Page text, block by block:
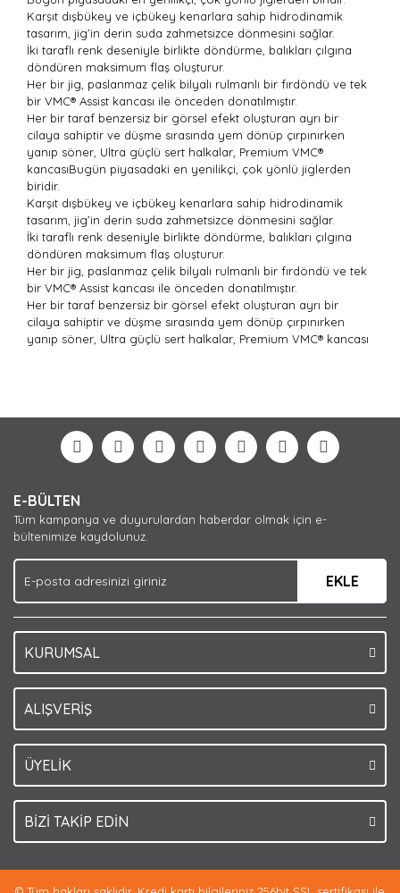
Karşıt dışbükey ve içbükey kenarlara sahip hidrodinamik
tasarım, jig’in derin suda zahmetsizce dönmesini sağlar.
İki taraflı renk deseniyle birlikte döndürme, balıkları çılgına
döndüren maksimum flaş oluşturur.
Her bir jig, paslanmaz çelik bilyalı rulmanlı bir fırdöndü ve tek
bir VMC® Assist kancası ile önceden donatılmıştır.
Her bir taraf benzersiz bir görsel efekt oluşturan ayrı bir
cilaya sahiptir ve düşme sırasında yem dönüp çırpınırken
yanıp söner, Ultra güçlü sert halkalar, Premium VMC®
kancasıBugün piyasadaki en yenilikçi, çok yönlü jiglerden
biridir.
Karşıt dışbükey ve içbükey kenarlara sahip hidrodinamik
tasarım, jig’in derin suda zahmetsizce dönmesini sağlar.
İki taraflı renk deseniyle birlikte döndürme, balıkları çılgına
döndüren maksimum flaş oluşturur.
Her bir jig, paslanmaz çelik bilyalı rulmanlı bir fırdöndü ve tek
bir VMC® Assist kancası ile önceden donatılmıştır.
Her bir taraf benzersiz bir görsel efekt oluşturan ayrı bir
cilaya sahiptir ve düşme sırasında yem dönüp çırpınırken
yanıp söner, Ultra güçlü sert halkalar, Premium VMC® kancası
Yorum Yaz
formunu kullanarak tarafımıza iletebilirsiniz.
Görüş ve önerileriniz için teşekkür ederiz.
Ürün açıklamasında eksik bilgiler bulunuyor.
Ürün bilgilerinde hatalar bulunuyor.
Ürün fiyatı diğer sitelerden daha pahalı.
Bu ürüne benzer farklı alternatifler olmalı.
E-BÜLTEN
Tüm kampanya ve duyurulardan haberdar olmak için e-
bültenimize kaydolunuz.
EKLE
KURUMSAL
ALIŞVERİŞ
ÜYELİK
BİZİ TAKİP EDİN